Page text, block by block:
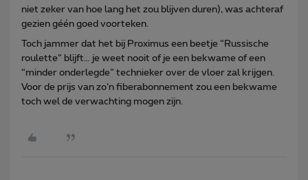
niet zeker van hoe lang het zou blijven duren), was achteraf
gezien géén goed voorteken.
Toch jammer dat het bij Proximus een beetje “Russische
roulette” blijft… je weet nooit of je een bekwame of een
“minder onderlegde” technieker over de vloer zal krijgen.
Voor de prijs van zo’n fiberabonnement zou een bekwame
toch wel de verwachting mogen zijn.